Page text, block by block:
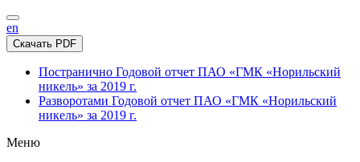
en
Скачать PDF
Постранично Годовой отчет ПАО «ГМК «Норильский
никель» за 2019 г.
Разворотами Годовой отчет ПАО «ГМК «Норильский
никель» за 2019 г.
Меню